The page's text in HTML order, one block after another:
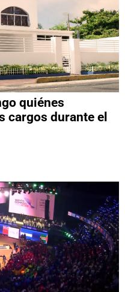
quiénes
cargos durante el